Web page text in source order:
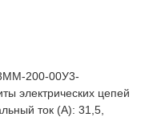
200-00У3-
электрических цепей
ток (А): 31,5,